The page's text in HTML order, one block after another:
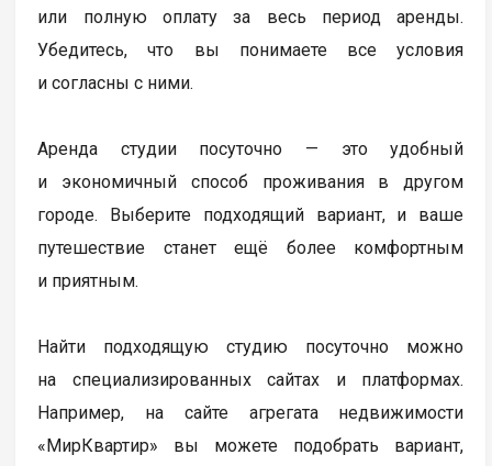
или полную оплату за весь период аренды.
Убедитесь, что вы понимаете все условия
и согласны с ними.
Аренда студии посуточно — это удобный
и экономичный способ проживания в другом
городе. Выберите подходящий вариант, и ваше
путешествие станет ещё более комфортным
и приятным.
Найти подходящую студию посуточно можно
на специализированных сайтах и платформах.
Например, на сайте агрегата недвижимости
«МирКвартир» вы можете подобрать вариант,